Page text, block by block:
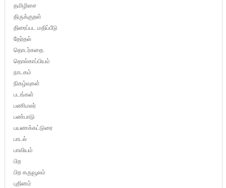
தமிழிசை
திருக்குறள்
திரைப்பட மதிப்பீடு
தேர்தல்
தொடர்கதை
தொல்காப்பியம்
நாடகம்
நிகழ்வுகள்
படங்கள்
பணிமலர்
பண்பாடு
பயணக்கட்டுரை
பாடல்
பாவியம்
பிற
பிற கருவூலம்
புதினம்